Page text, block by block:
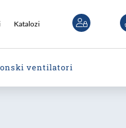
Katalozi
ventilatori